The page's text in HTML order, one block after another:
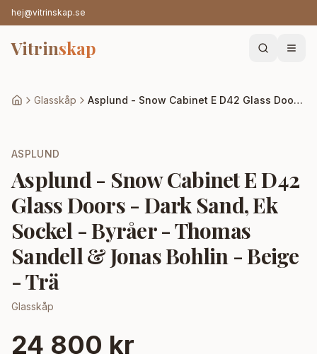
hej@vitrinskap.se
Vitrinskap
Glasskåp Asplund - Snow Cabinet E D42 Glass Doors - Dark Sand, Ek Sockel - Byråer - Thomas Sandell & Jonas Bohlin - Beige - Trä
ASPLUND
Asplund - Snow Cabinet E D42
Glass Doors - Dark Sand, Ek
Sockel - Byråer - Thomas
Sandell & Jonas Bohlin - Beige
- Trä
Glasskåp
24 800 kr